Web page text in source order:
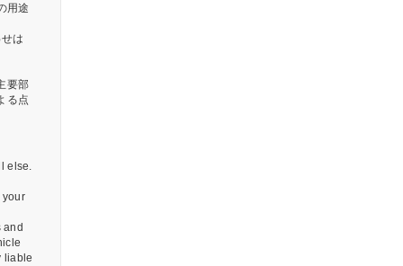
用途
は
要部
る点
else.
your
and
liable